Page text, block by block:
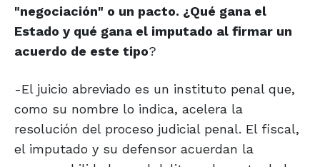
"negociación" o un pacto. ¿Qué gana el
Estado y qué gana el imputado al firmar un
acuerdo de este tipo?
-El juicio abreviado es un instituto penal que,
como su nombre lo indica, acelera la
resolución del proceso judicial penal. El fiscal,
el imputado y su defensor acuerdan la